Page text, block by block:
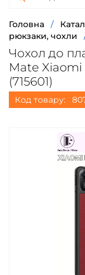
Головна /
рюкзаки, чохли
Чохол до
Mate Xiaomi
(715601)
Код товару: